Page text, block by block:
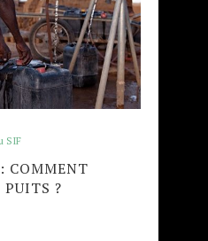
SIF
COMMENT
PUITS ?